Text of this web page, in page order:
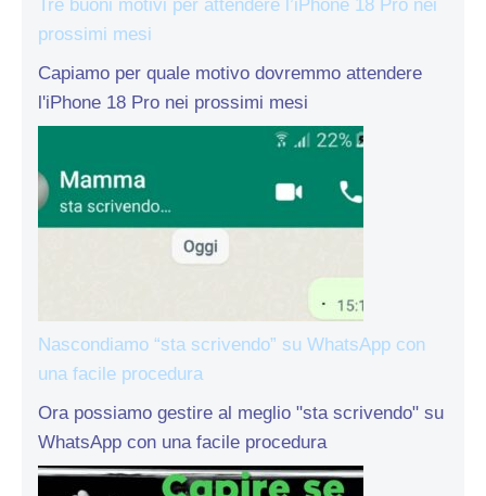
Tre buoni motivi per attendere l’iPhone 18 Pro nei
prossimi mesi
Capiamo per quale motivo dovremmo attendere
l'iPhone 18 Pro nei prossimi mesi
Nascondiamo “sta scrivendo” su WhatsApp con
una facile procedura
Ora possiamo gestire al meglio "sta scrivendo" su
WhatsApp con una facile procedura